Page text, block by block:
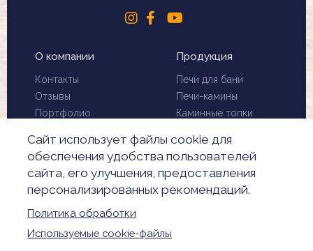
О компании
Контакты
Отзывы
Портфолио
Чистка дымохода
Производители
Акции
Обработка
персональных данных
Продукция
Печи для бани
Печи-камины
Каминные топки
Скидки
Сайт использует файлы cookie для
обеспечения удобства пользователей
сайта, его улучшения, предоставления
персонализированных рекомендаций.
Политика обработки
Используемые cookie-файлы